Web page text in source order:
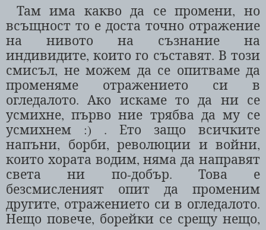
Там има какво да се промени, но
всъщност то е доста точно отражение
на нивото на съзнание на
индивидите, които го съставят. В този
смисъл, не можем да се опитваме да
променяме отражението си в
огледалото. Ако искаме то да ни се
усмихне, първо ние трябва да му се
усмихнем :) . Ето защо всичките
напъни, борби, революции ивойни,
които хората водим, няма да направят
света ни по-добър. Това е
безсмисленият опит да променим
другите, отражението си в огледалото.
Нещо повече, борейки се срещу нещо,